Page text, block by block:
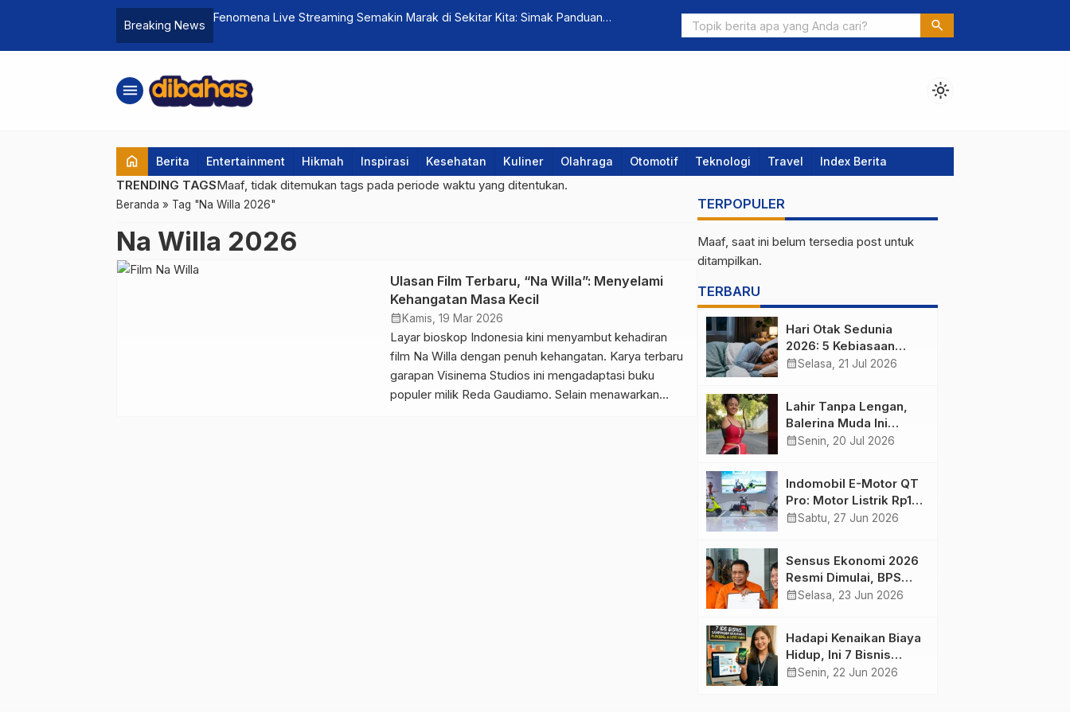
Breaking News
Fenomena Live Streaming Semakin Marak di Sekitar Kita: Simak Panduan
Inovasi Bensin Kelapa Sawit ITS Surabaya yang Siap Diuji Nasional
search
menu light_mode
home Berita Entertainment Hikmah Inspirasi Kesehatan Kuliner Olahraga Otomotif Teknologi Travel Index Berita
TRENDING TAGSMaaf, tidak ditemukan tags pada periode waktu yang ditentukan.
Beranda » Tag "Na Willa 2026"
Na Willa 2026
Ulasan Film Terbaru, “Na Willa”: Menyelami
Kehangatan Masa Kecil
calendar_month Kamis, 19 Mar 2026
Layar bioskop Indonesia kini menyambut kehadiran
film Na Willa dengan penuh kehangatan. Karya terbaru
garapan Visinema Studios ini mengadaptasi buku
populer milik Reda Gaudiamo. Selain menawarkan
TERPOPULER
Maaf, saat ini belum tersedia post untuk
ditampilkan.
TERBARU
Hari Otak Sedunia
2026: 5 Kebiasaan
Harian yang Menjaga
calendar_monthSelasa, 21 Jul 2026
Lahir Tanpa Lengan,
Balerina Muda Ini
Inspirasi Ratusan Ribu
calendar_monthSenin, 20 Jul 2026
Indomobil E-Motor QT
Pro: Motor Listrik Rp18
Jutaan yang Bikin
calendar_monthSabtu, 27 Jun 2026
Sensus Ekonomi 2026
Resmi Dimulai, BPS
Tambah Tiga Sektor
calendar_monthSelasa, 23 Jun 2026
Hadapi Kenaikan Biaya
Hidup, Ini 7 Bisnis
Sampingan untuk
calendar_monthSenin, 22 Jun 2026